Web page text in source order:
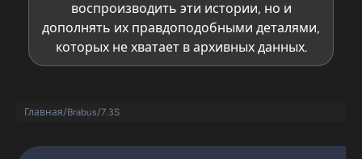
воспроизводить эти истории, но и
дополнять их правдоподобными деталями,
которых не хватает в архивных данных.
Главная/Brabus/7.3S